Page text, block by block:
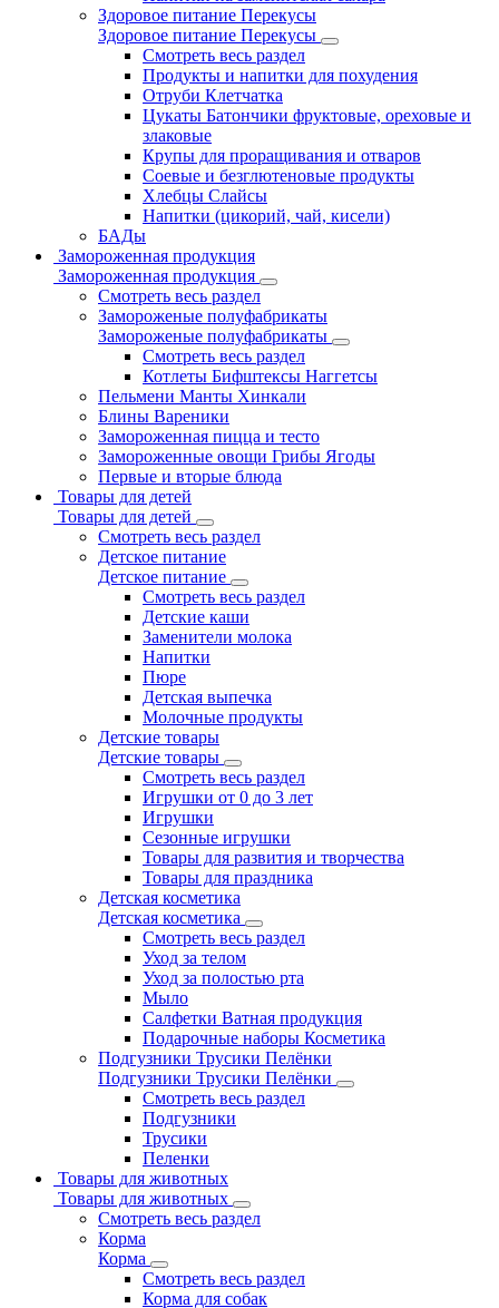
Здоровое питание Перекусы
Здоровое питание Перекусы
Смотреть весь раздел
Продукты и напитки для похудения
Отруби Клетчатка
Цукаты Батончики фруктовые, ореховые и
злаковые
Крупы для проращивания и отваров
Соевые и безглютеновые продукты
Хлебцы Слайсы
Напитки (цикорий, чай, кисели)
БАДы
Замороженная продукция
Замороженная продукция
Смотреть весь раздел
Замороженые полуфабрикаты
Замороженые полуфабрикаты
Смотреть весь раздел
Котлеты Бифштексы Наггетсы
Пельмени Манты Хинкали
Блины Вареники
Замороженная пицца и тесто
Замороженные овощи Грибы Ягоды
Первые и вторые блюда
Товары для детей
Товары для детей
Смотреть весь раздел
Детское питание
Детское питание
Смотреть весь раздел
Детские каши
Заменители молока
Напитки
Пюре
Детская выпечка
Молочные продукты
Детские товары
Детские товары
Смотреть весь раздел
Игрушки от 0 до 3 лет
Игрушки
Сезонные игрушки
Товары для развития и творчества
Товары для праздника
Детская косметика
Детская косметика
Смотреть весь раздел
Уход за телом
Уход за полостью рта
Мыло
Салфетки Ватная продукция
Подарочные наборы Косметика
Подгузники Трусики Пелёнки
Подгузники Трусики Пелёнки
Смотреть весь раздел
Подгузники
Трусики
Пеленки
Товары для животных
Товары для животных
Смотреть весь раздел
Корма
Корма
Смотреть весь раздел
Корма для собак